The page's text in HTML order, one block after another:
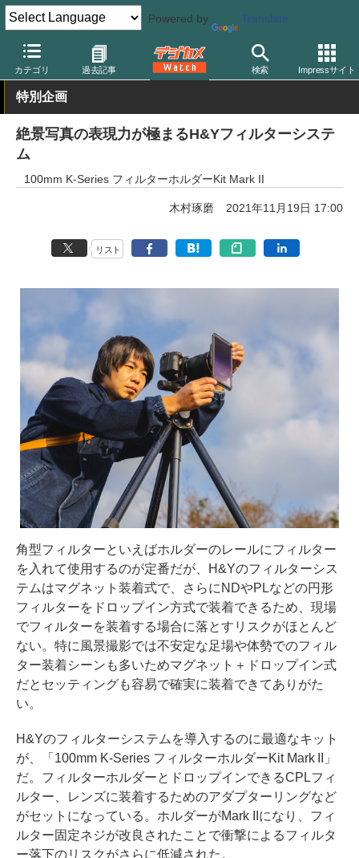
Powered by Translate
カテゴリ 過去記事 検索 Impressサイト
デジカメ Watch レンズ レンズフィルター
特別企画
絶景写真の表現力が極まるH&Yフィルターシステ
ム
100mm K-Series フィルターホルダーKit Mark II
木村琢磨 2021年11月19日 17:00
リスト
角型フィルターといえばホルダーのレールにフィルター
を入れて使用するのが定番だが、H&Yのフィルターシス
テムはマグネット装着式で、さらにNDやPLなどの円形
フィルターをドロップイン方式で装着できるため、現場
でフィルターを装着する場合に落とすリスクがほとんど
ない。特に風景撮影では不安定な足場や体勢でのフィル
ター装着シーンも多いためマグネット＋ドロップイン式
だとセッティングも容易で確実に装着できてありがた
い。
H&Yのフィルターシステムを導入するのに最適なキット
が、「100mm K-Series フィルターホルダーKit Mark II」
だ。フィルターホルダーとドロップインできるCPLフィ
ルター、レンズに装着するためのアダプターリングなど
がセットになっている。ホルダーがMark IIになり、フィ
ルター固定ネジが改良されたことで衝撃によるフィルタ
ー落下のリスクがさらに低減された。